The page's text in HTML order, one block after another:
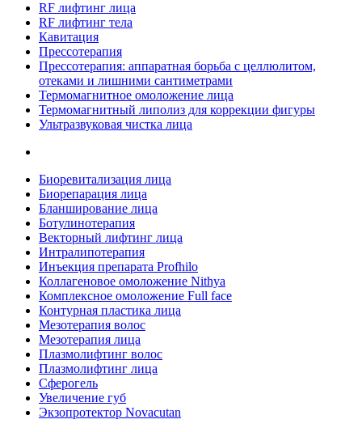
RF лифтинг лица
RF лифтинг тела
Кавитация
Прессотерапия
Прессотерапия: аппаратная борьба с целлюлитом,
отеками и лишними сантиметрами
Термомагнитное омоложение лица
Термомагнитный липолиз для коррекции фигуры
Ультразвуковая чистка лица
Биоревитализация лица
Биорепарация лица
Бланширование лица
Ботулинотерапия
Векторный лифтинг лица
Интралипотерапия
Инъекция препарата Profhilo
Коллагеновое омоложение Nithya
Комплексное омоложение Full face
Контурная пластика лица
Мезотерапия волос
Мезотерапия лица
Плазмолифтинг волос
Плазмолифтинг лица
Сферогель
Увеличение губ
Экзопротектор Novacutan